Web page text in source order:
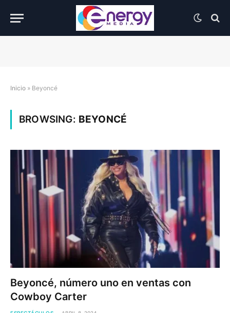
Inicio » Beyoncé
BROWSING: BEYONCÉ
Beyoncé, número uno en ventas con
Cowboy Carter